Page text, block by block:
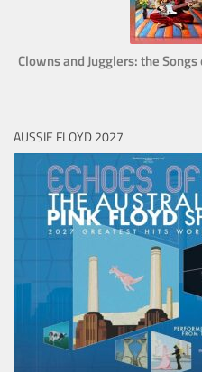
Clowns and Jugglers: the
AUSSIE FLOYD 2027